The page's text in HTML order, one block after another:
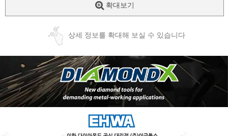
확대보기
상세 정보를 확대해 보실 수 있습니다